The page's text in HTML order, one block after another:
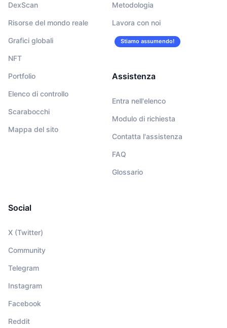
DexScan
Risorse del mondo reale
Grafici globali
NFT
Portfolio
Elenco di controllo
Scarabocchi
Mappa del sito
Metodologia
Lavora con noi
Stiamo assumendo!
Assistenza
Entra nell'elenco
Modulo di richiesta
Contatta l'assistenza
FAQ
Glossario
Social
X (Twitter)
Community
Telegram
Instagram
Facebook
Reddit